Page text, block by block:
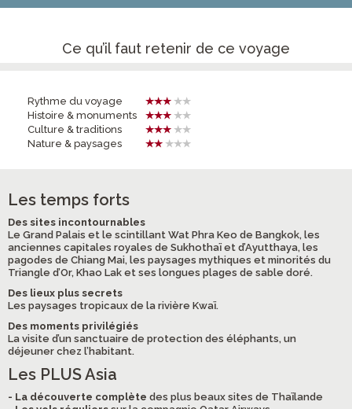
Ce qu’il faut retenir de ce voyage
Rythme du voyage
Histoire & monuments
Culture & traditions
Nature & paysages
Les temps forts
Des sites incontournables
Le Grand Palais et le scintillant Wat Phra Keo de Bangkok, les
anciennes capitales royales de Sukhothaï et d’Ayutthaya, les
pagodes de Chiang Mai, les paysages mythiques et minorités du
Triangle d’Or, Khao Lak et ses longues plages de sable doré.
Des lieux plus secrets
Les paysages tropicaux de la rivière Kwaï.
Des moments privilégiés
La visite d’un sanctuaire de protection des éléphants, un
déjeuner chez l’habitant.
Les PLUS Asia
- La découverte complète des plus beaux sites de Thaïlande